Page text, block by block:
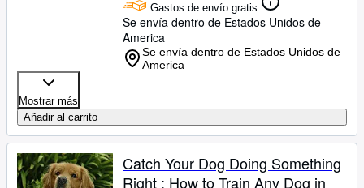
Gastos de envío gratis
Se envía dentro de Estados Unidos de
America
Se envía dentro de Estados Unidos de
America
Mostrar más
Añadir al carrito
Catch Your Dog Doing Something
Right : How to Train Any Dog in